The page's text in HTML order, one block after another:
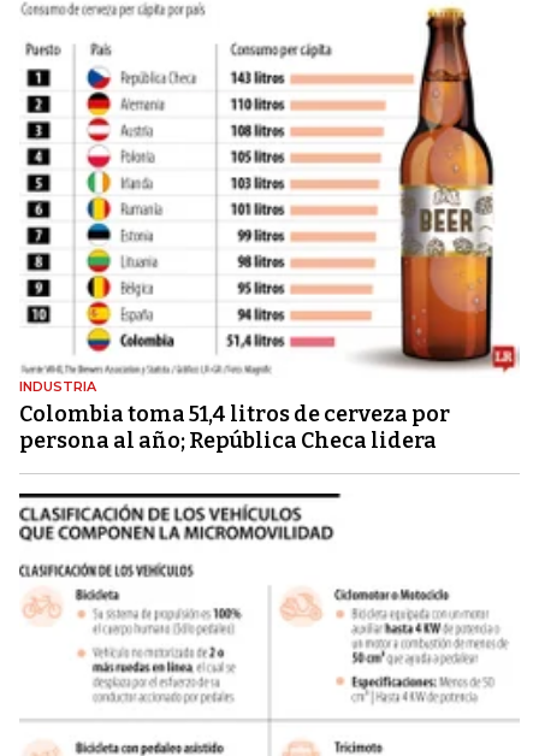
INDUSTRIA
Colombia toma 51,4 litros de cerveza por
persona al año; República Checa lidera